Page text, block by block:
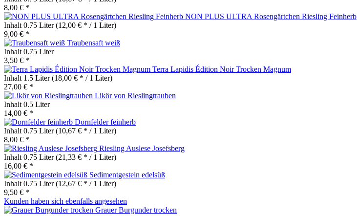
8,00 € *
NON PLUS ULTRA Rosengärtchen Riesling Feinherb
Inhalt 0.75 Liter(12,00 € * / 1 Liter)
9,00 € *
Traubensaft weiß
Inhalt 0.75 Liter
3,50 € *
Terra Lapidis Édition Noir Trocken Magnum
Inhalt 1.5 Liter(18,00 € * / 1 Liter)
27,00 € *
Likör von Rieslingtrauben
Inhalt 0.5 Liter
14,00 € *
Dornfelder feinherb
Inhalt 0.75 Liter(10,67 € * / 1 Liter)
8,00 € *
Riesling Auslese Josefsberg
Inhalt 0.75 Liter(21,33 € * / 1 Liter)
16,00 € *
Sedimentgestein edelsüß
Inhalt 0.75 Liter(12,67 € * / 1 Liter)
9,50 € *
Kunden haben sich ebenfalls angesehen
Grauer Burgunder trocken